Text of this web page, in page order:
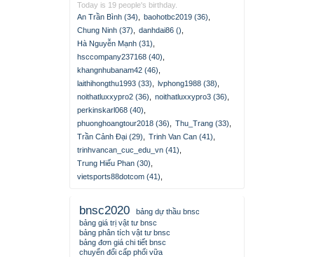
Today is 19 people's birthday.
An Trần Bình (34)
baohotbc2019 (36)
Chung Ninh (37)
danhdai86 ()
Hà Nguyễn Mạnh (31)
hsccompany237168 (40)
khangnhubanam42 (46)
laithihongthu1993 (33)
lvphong1988 (38)
noithatluxxypro2 (36)
noithatluxxypro3 (36)
perkinskarl068 (40)
phuonghoangtour2018 (36)
Thu_Trang (33)
Trần Cảnh Đại (29)
Trinh Van Can (41)
trinhvancan_cuc_edu_vn (41)
Trung Hiếu Phan (30)
vietsports88dotcom (41)
bnsc2020
bảng dự thầu bnsc
bảng giá trị vật tư bnsc
bảng phân tích vật tư bnsc
bảng đơn giá chi tiết bnsc
chuyển đổi cấp phối vữa